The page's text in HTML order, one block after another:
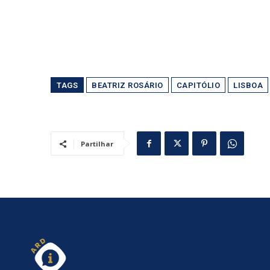
TAGS BEATRIZ ROSÁRIO CAPITÓLIO LISBOA
Partilhar